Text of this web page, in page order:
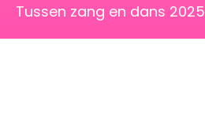
Tussen zang en dans 2025